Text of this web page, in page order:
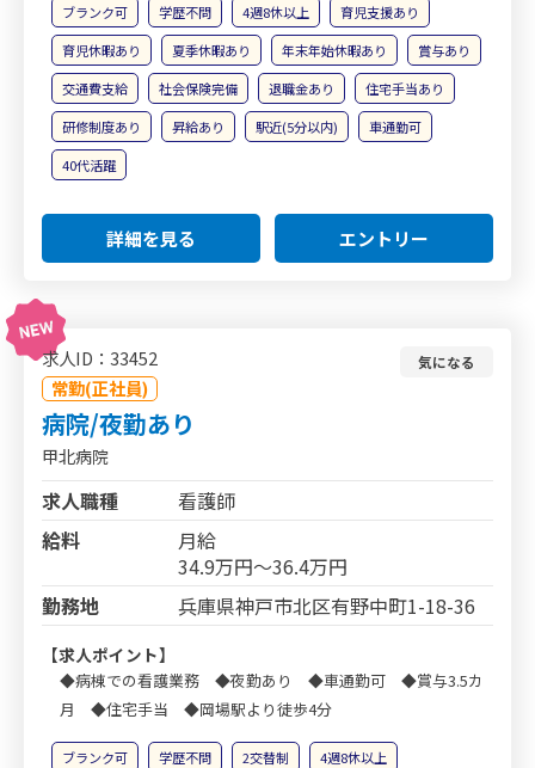
ブランク可 学歴不問 4週8休以上
育児支援あり
育児休暇あり
夏季休暇あり 年末年始休暇あり
賞与あり
交通費支給
社会保険完備 退職金あり
住宅手当あり
研修制度あり
昇給あり 駅近(5分以内)
車通勤可
40代活躍
詳細を見る エントリー
求人ID：33452
常勤(正社員)
気になる
病院/夜勤あり
甲北病院
求人職種
看護師
給料
月給
34.9万円～36.4万円
勤務地
兵庫県神戸市北区有野中町1-18-36
【求人ポイント】
◆病棟での看護業務 ◆夜勤あり ◆車通勤可 ◆賞与3.5カ
月 ◆住宅手当 ◆岡場駅より徒歩4分
ブランク可 学歴不問 2交替制
4週8休以上